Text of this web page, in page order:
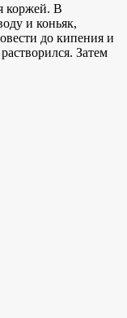
коржей. В
и коньяк,
до кипения и
Затем